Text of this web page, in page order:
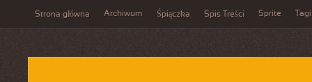
Strona główna Archiwum Śpiączka Spis Treści Sprite Tagi